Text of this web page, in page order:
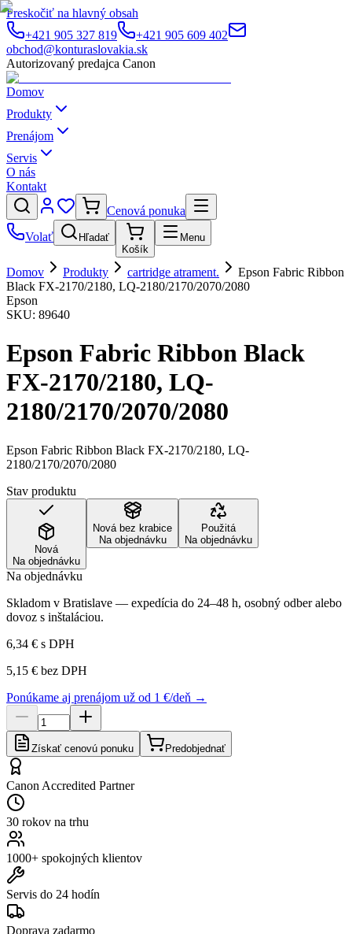
Preskočiť na hlavný obsah
+421 905 327 819
+421 905 609 402
obchod@konturaslovakia.sk
Autorizovaný predajca Canon
Domov
Produkty
Prenájom
Servis
O nás
Kontakt
Cenová ponuka
Volať
Hľadať
Košík
Menu
Domov Produkty cartridge atrament.
Epson Fabric Ribbon
Black FX-2170/2180, LQ-2180/2170/2070/2080
Epson
SKU: 89640
Epson Fabric Ribbon Black
FX-2170/2180, LQ-
2180/2170/2070/2080
Epson Fabric Ribbon Black FX-2170/2180, LQ-
2180/2170/2070/2080
Stav produktu
Nová
Na objednávku
Nová bez krabice
Na objednávku
Použitá
Na objednávku
Na objednávku
Skladom v Bratislave — expedícia do 24–48 h, osobný odber alebo
dovoz s inštaláciou.
6,34 € s DPH
5,15 € bez DPH
Ponúkame aj prenájom už od 1 €/deň →
Získať cenovú ponuku Predobjednať
Canon Accredited Partner
30 rokov na trhu
1000+ spokojných klientov
Servis do 24 hodín
Doprava zadarmo